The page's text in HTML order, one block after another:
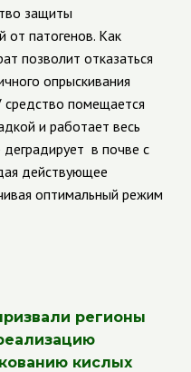
защиты
от патогенов. Как
позволит отказаться
опрыскивания
помещается
и работает весь
в почве с
действующее
оптимальный режим
регионы
кислых